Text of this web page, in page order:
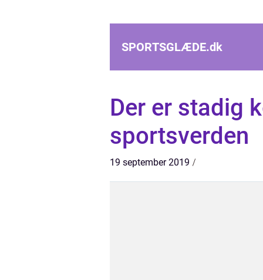
SPORTSGLÆDE.dk
Der er stadig
sportsverden
19 september 2019